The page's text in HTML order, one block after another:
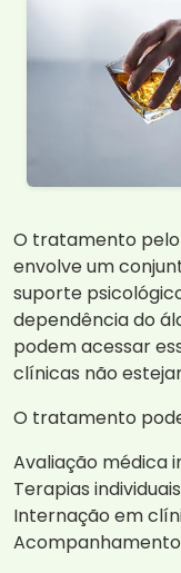
O tratamento
envolve um
suporte
dependência do
podem acessar
clínicas não
O tratamento
Avaliação médica
Terapias
Internação em